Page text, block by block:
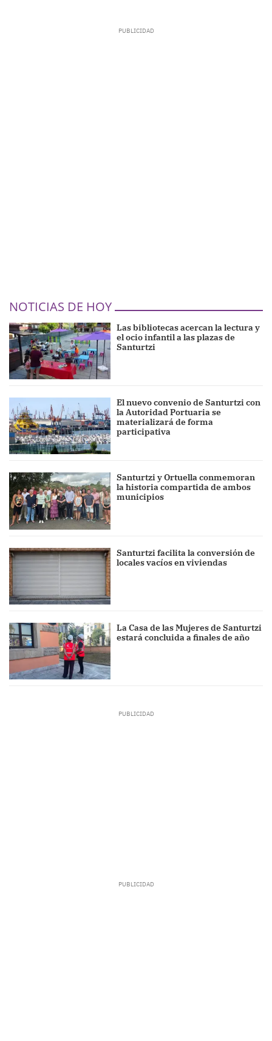
NOTICIAS DE HOY
Las bibliotecas acercan la lectura y
el ocio infantil a las plazas de
Santurtzi
El nuevo convenio de Santurtzi con
la Autoridad Portuaria se
materializará de forma
participativa
Santurtzi y Ortuella conmemoran
la historia compartida de ambos
municipios
Santurtzi facilita la conversión de
locales vacíos en viviendas
La Casa de las Mujeres de Santurtzi
estará concluida a finales de año